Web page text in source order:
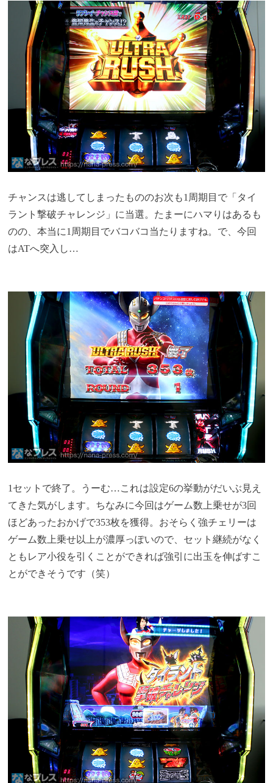
チャンスは逃してしまったもののお次も1周期目で「タイ
ラント撃破チャレンジ」に当選。たまーにハマりはあるも
のの、本当に1周期目でバコバコ当たりますね。で、今回
はATへ突入し…
1セットで終了。うーむ…これは設定6の挙動がだいぶ見え
てきた気がします。ちなみに今回はゲーム数上乗せが3回
ほどあったおかげで353枚を獲得。おそらく強チェリーは
ゲーム数上乗せ以上が濃厚っぽいので、セット継続がなく
ともレア小役を引くことができれば強引に出玉を伸ばすこ
とができそうです（笑）